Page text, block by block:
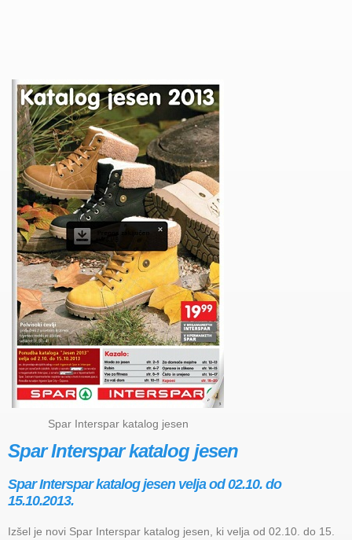
Spar Interspar katalog jesen
Spar Interspar katalog jesen
Spar Interspar katalog jesen velja od 02.10. do
15.10.2013.
Izšel je novi Spar Interspar katalog jesen, ki velja od 02.10. do 15.